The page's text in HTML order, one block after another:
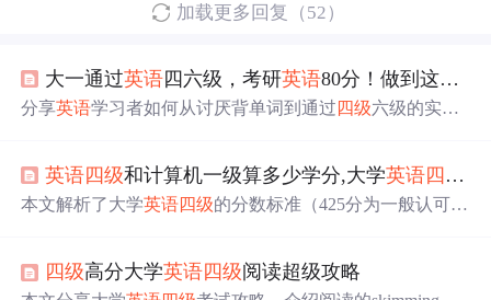
加载更多回复（52）
大一通过英语四六级，考研英语80分！做到这些，你也可以
分享英语学习者如何从讨厌背单词到通过 四级六级的实战
英语四级和计算机一级算多少学分,大学英语四级
本文解析了大学英语四级的分数标准（425分为一般认可
是否报名，特别是对于考研和未来口语交流需求者。
四级高分大学英语四级阅读超级攻略